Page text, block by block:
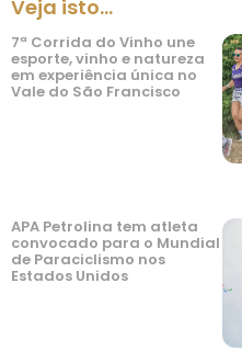
Veja isto...
7ª Corrida do Vinho une
esporte, vinho e natureza
em experiência única no
Vale do São Francisco
APA Petrolina tem atleta
convocado para o Mundial
de Paraciclismo nos
Estados Unidos